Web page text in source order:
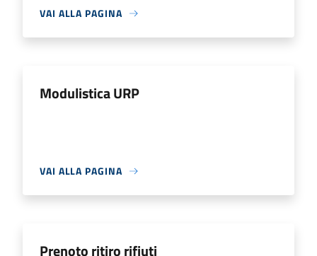
VAI ALLA PAGINA
Modulistica URP
VAI ALLA PAGINA
Prenoto ritiro rifiuti